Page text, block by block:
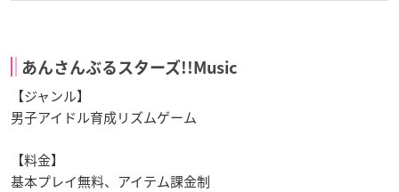
あんさんぶるスターズ!!Music
【ジャンル】
男子アイドル育成リズムゲーム
【料金】
基本プレイ無料、アイテム課金制